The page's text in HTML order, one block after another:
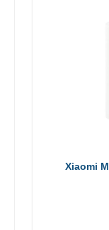
Xiaomi